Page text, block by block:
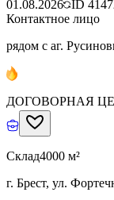
01.08.2026 ID
Контактное лицо
рядом с аг.
ДОГОВОРНАЯ
Склад4000 м²
г. Брест, ул.